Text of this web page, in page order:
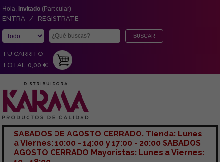
Hola, Invitado (Particular)
ENTRA / REGÍSTRATE
TU CARRITO
TOTAL: 0,00 €
SABADOS DE AGOSTO CERRADO. Tienda: Lunes
a Viernes: 10:00 - 14:00 y 17:00 - 20:00 SABADOS
AGOSTO CERRADO Mayoristas: Lunes a Viernes: